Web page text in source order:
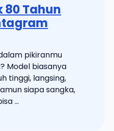
80 Tahun
pikiranmu
Model biasanya
tinggi, langsing,
siapa sangka,
...